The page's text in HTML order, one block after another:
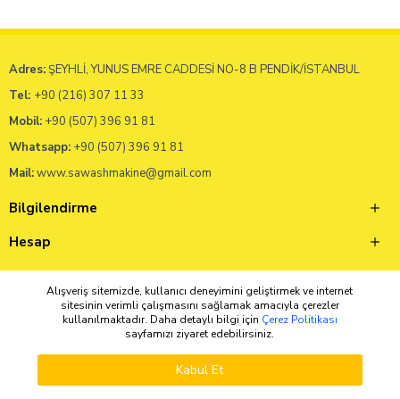
Adres:ŞEYHLİ, YUNUS EMRE CADDESİ NO-8 B PENDİK/İSTANBUL
Tel: +90 (216) 307 11 33
Mobil: +90 (507) 396 91 81
Whatsapp: +90 (507) 396 91 81
Mail:www.sawashmakine@gmail.com
Bilgilendirme
Hesap
Müşteri Servisi
Copyright © 2025 - Tüm Hakları Saklıdır
Anasayfa Üye Girişi Kayıt Ol Favoriler Sepetim
Alışveriş sitemizde, kullanıcı deneyimini geliştirmek ve internet
sitesinin verimli çalışmasını sağlamak amacıyla çerezler
kullanılmaktadır. Daha detaylı bilgi için Çerez Politikası
sayfamızı ziyaret edebilirsiniz.
Kabul Et